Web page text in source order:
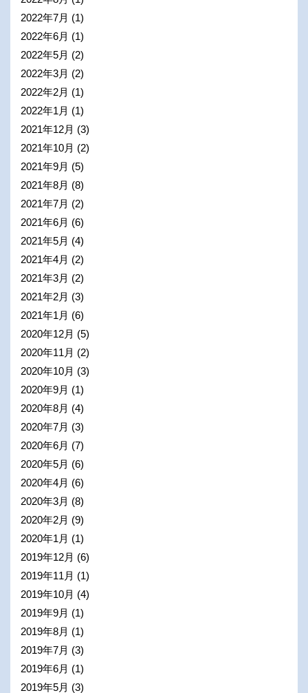
2022年7月 (1)
2022年6月 (1)
2022年5月 (2)
2022年3月 (2)
2022年2月 (1)
2022年1月 (1)
2021年12月 (3)
2021年10月 (2)
2021年9月 (5)
2021年8月 (8)
2021年7月 (2)
2021年6月 (6)
2021年5月 (4)
2021年4月 (2)
2021年3月 (2)
2021年2月 (3)
2021年1月 (6)
2020年12月 (5)
2020年11月 (2)
2020年10月 (3)
2020年9月 (1)
2020年8月 (4)
2020年7月 (3)
2020年6月 (7)
2020年5月 (6)
2020年4月 (6)
2020年3月 (8)
2020年2月 (9)
2020年1月 (1)
2019年12月 (6)
2019年11月 (1)
2019年10月 (4)
2019年9月 (1)
2019年8月 (1)
2019年7月 (3)
2019年6月 (1)
2019年5月 (3)